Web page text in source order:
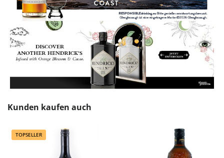
Produktgalerie überspringen
Kunden kaufen auch
TOPSELLER